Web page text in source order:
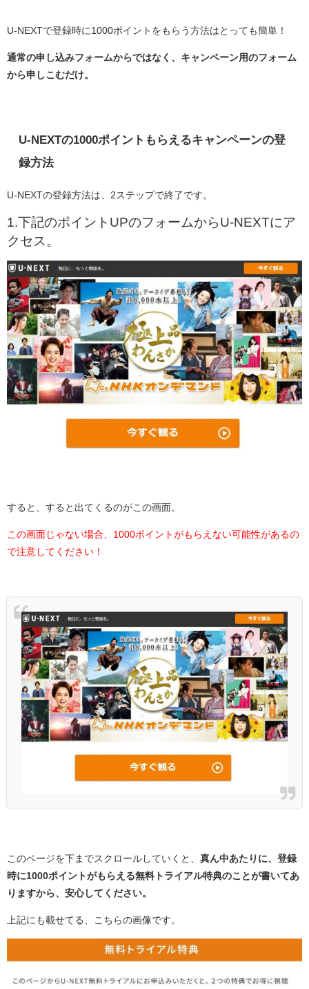
U-NEXTで登録時に1000ポイントをもらう方法はとっても簡単！
通常の申し込みフォームからではなく、キャンペーン用のフォーム
から申しこむだけ。
U-NEXTの1000ポイントもらえるキャンペーンの登
録方法
U-NEXTの登録方法は、2ステップで終了です。
1.下記のポイントUPのフォームからU-NEXTにア
クセス。
すると、すると出てくるのがこの画面。
この画面じゃない場合、1000ポイントがもらえない可能性があるの
で注意してください！
このページを下までスクロールしていくと、 真ん中あたりに、登録
時に1000ポイントがもらえる無料トライアル特典のことが書いてあ
りますから、安心してください。
上記にも載せてる、こちらの画像です。